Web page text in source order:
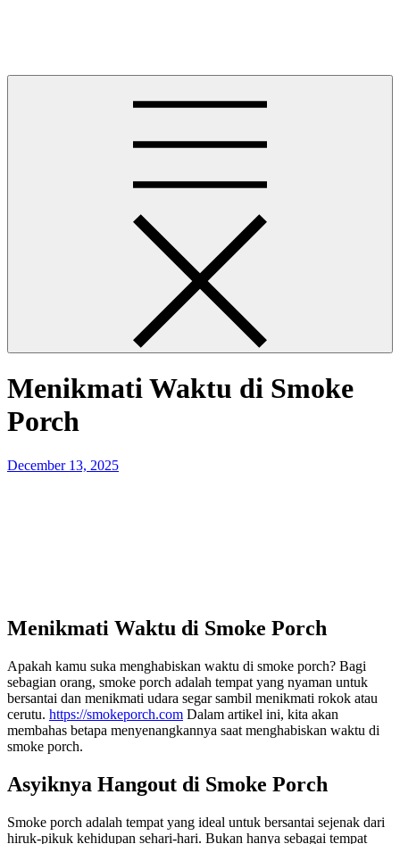
Menikmati Waktu di Smoke
Porch
Posted
December 13, 2025
Menikmati Waktu di Smoke Porch
Apakah kamu suka menghabiskan waktu di smoke porch? Bagi
sebagian orang, smoke porch adalah tempat yang nyaman untuk
bersantai dan menikmati udara segar sambil menikmati rokok atau
cerutu. https://smokeporch.com Dalam artikel ini, kita akan
membahas betapa menyenangkannya saat menghabiskan waktu di
smoke porch.
Asyiknya Hangout di Smoke Porch
Smoke porch adalah tempat yang ideal untuk bersantai sejenak dari
hiruk-pikuk kehidupan sehari-hari. Bukan hanya sebagai tempat